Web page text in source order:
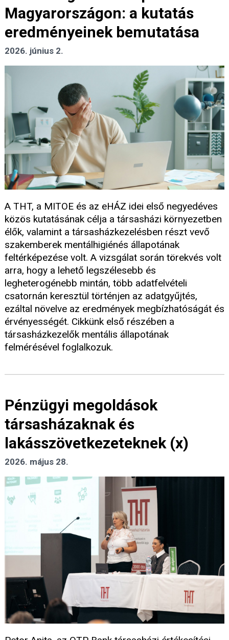
Magyarországon: a kutatás
eredményeinek bemutatása
2026. június 2.
A THT, a MITOE és az eHÁZ idei első negyedéves
közös kutatásának célja a társasházi környezetben
élők, valamint a társasházkezelésben részt vevő
szakemberek mentálhigiénés állapotának
feltérképezése volt. A vizsgálat során törekvés volt
arra, hogy a lehető legszélesebb és
legheterogénebb mintán, több adatfelvételi
csatornán keresztül történjen az adatgyűjtés,
ezáltal növelve az eredmények megbízhatóságát és
érvényességét. Cikkünk első részében a
társasházkezelők mentális állapotának
felmérésével foglalkozuk.
Pénzügyi megoldások
társasházaknak és
lakásszövetkezeteknek (x)
2026. május 28.